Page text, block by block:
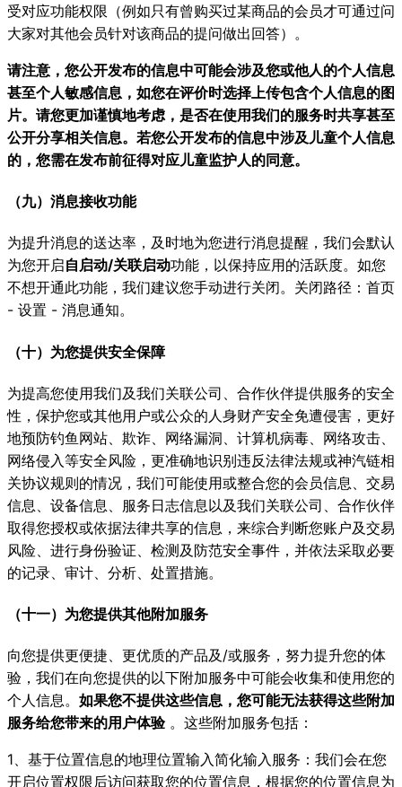
受对应功能权限（例如只有曾购买过某商品的会员才可通过问
大家对其他会员针对该商品的提问做出回答）。
请注意，您公开发布的信息中可能会涉及您或他人的个人信息
甚至个人敏感信息，如您在评价时选择上传包含个人信息的图
片。请您更加谨慎地考虑，是否在使用我们的服务时共享甚至
公开分享相关信息。若您公开发布的信息中涉及儿童个人信息
的，您需在发布前征得对应儿童监护人的同意。
（九）消息接收功能
为提升消息的送达率，及时地为您进行消息提醒，我们会默认
为您开启自启动/关联启动功能，以保持应用的活跃度。如您
不想开通此功能，我们建议您手动进行关闭。关闭路径：首页
- 设置 - 消息通知。
（十）为您提供安全保障
为提高您使用我们及我们关联公司、合作伙伴提供服务的安全
性，保护您或其他用户或公众的人身财产安全免遭侵害，更好
地预防钓鱼网站、欺诈、网络漏洞、计算机病毒、网络攻击、
网络侵入等安全风险，更准确地识别违反法律法规或神汽链相
关协议规则的情况，我们可能使用或整合您的会员信息、交易
信息、设备信息、服务日志信息以及我们关联公司、合作伙伴
取得您授权或依据法律共享的信息，来综合判断您账户及交易
风险、进行身份验证、检测及防范安全事件，并依法采取必要
的记录、审计、分析、处置措施。
（十一）为您提供其他附加服务
向您提供更便捷、更优质的产品及/或服务，努力提升您的体
验，我们在向您提供的以下附加服务中可能会收集和使用您的
个人信息。 如果您不提供这些信息，您可能无法获得这些附加
服务给您带来的用户体验。这些附加服务包括：
1、基于位置信息的地理位置输入简化输入服务：我们会在您
开启位置权限后访问获取您的位置信息，根据您的位置信息为